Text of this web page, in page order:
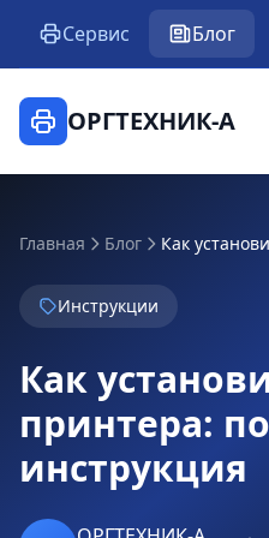
Сервис Блог
ОРГТЕХНИК-А
Главная Блог
Инструкции
Как
принтера:
инструкция